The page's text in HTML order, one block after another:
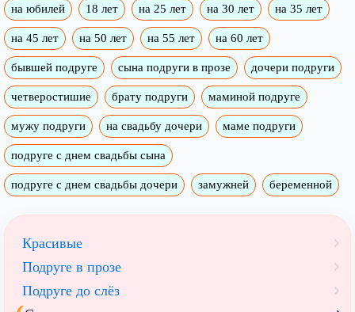
на юбилей 18 лет на 25 лет на 30 лет на 35 лет
на 45 лет на 50 лет на 55 лет на 60 лет
бывшей подруге сына подруги в прозе дочери подруги
четверостишие брату подруги маминой подруге
мужу подруги на свадьбу дочери маме подруги
подруге с днем свадьбы сына
подруге с днем свадьбы дочери замужней беременной
Красивые
Подруге в прозе
Подруге до слёз